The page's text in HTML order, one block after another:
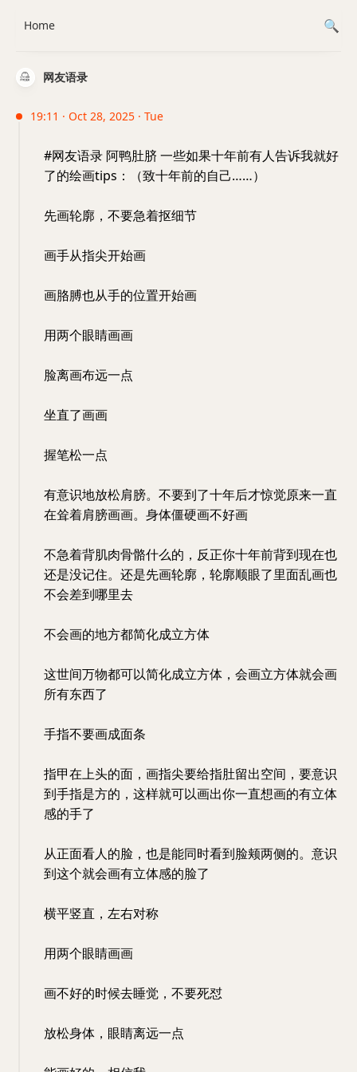
网友语录
19:11 · Oct 28, 2025 · Tue
#网友语录 阿鸭肚脐 一些如果十年前有人告诉我就好
了的绘画tips：（致十年前的自己……）
先画轮廓，不要急着抠细节
画手从指尖开始画
画胳膊也从手的位置开始画
用两个眼睛画画
脸离画布远一点
坐直了画画
握笔松一点
有意识地放松肩膀。不要到了十年后才惊觉原来一直
在耸着肩膀画画。身体僵硬画不好画
不急着背肌肉骨骼什么的，反正你十年前背到现在也
还是没记住。还是先画轮廓，轮廓顺眼了里面乱画也
不会差到哪里去
不会画的地方都简化成立方体
这世间万物都可以简化成立方体，会画立方体就会画
所有东西了
手指不要画成面条
指甲在上头的面，画指尖要给指肚留出空间，要意识
到手指是方的，这样就可以画出你一直想画的有立体
感的手了
从正面看人的脸，也是能同时看到脸颊两侧的。意识
到这个就会画有立体感的脸了
横平竖直，左右对称
用两个眼睛画画
画不好的时候去睡觉，不要死怼
放松身体，眼睛离远一点
Home